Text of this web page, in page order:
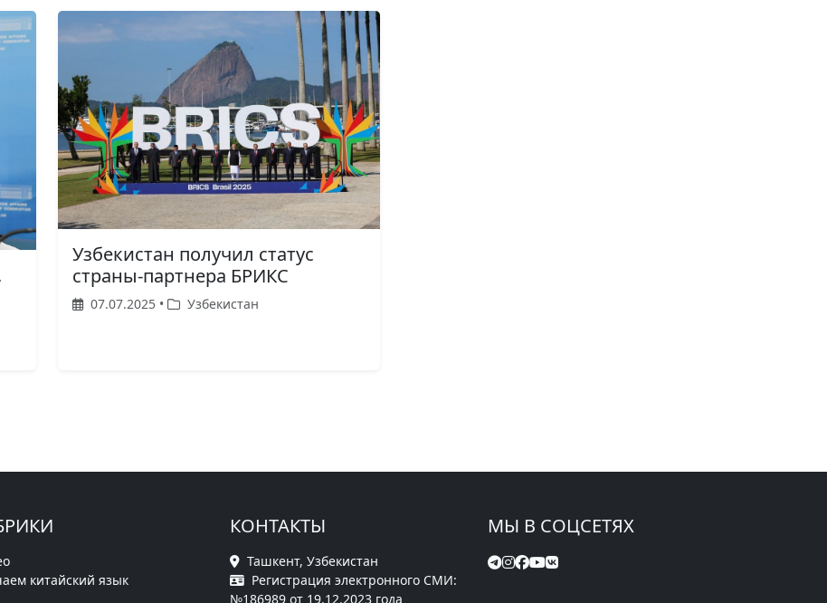
Узбекистан получил статус
страны-партнера БРИКС
07.07.2025 • Узбекистан
китайский язык
КОНТАКТЫ
Ташкент, Узбекистан
Регистрация электронного СМИ:
№186989 от 19.12.2023 года
МЫ В СОЦСЕТЯХ